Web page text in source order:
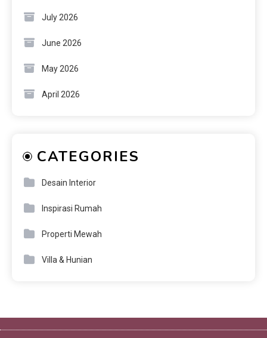
July 2026
June 2026
May 2026
April 2026
CATEGORIES
Desain Interior
Inspirasi Rumah
Properti Mewah
Villa & Hunian